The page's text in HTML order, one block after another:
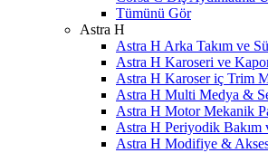
Tümünü Gör
Astra H
Astra H Arka Takım ve
Astra H Karoseri ve
Astra H Karoser iç Trim
Astra H Multi Medya &
Astra H Motor Mekanik
Astra H Periyodik Bakım
Astra H Modifiye &